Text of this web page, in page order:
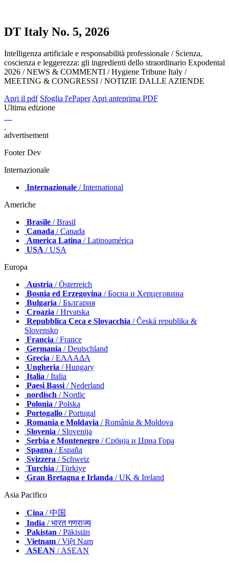
DT Italy No. 5, 2026
Intelligenza artificiale e responsabilità professionale / Scienza,
coscienza e leggerezza: gli ingredienti dello straordinario Expodental
2026 / NEWS & COMMENTI / Hygiene Tribune Italy /
MEETING & CONGRESSI / NOTIZIE DALLE AZIENDE
Apri il pdf Sfoglia l'ePaper Apri anteprima PDF
Ultima edizione
advertisement
Footer Dev
Internazionale
Internazionale / International
Americhe
Brasile / Brasil
Canada / Canada
America Latina / Latinoamérica
USA / USA
Europa
Austria / Österreich
Bosnia ed Erzegovina / Босна и Херцеговина
Bulgaria / България
Croazia / Hrvatska
Repubblica Ceca e Slovacchia / Česká republika &
Slovensko
Francia / France
Germania / Deutschland
Grecia / ΕΛΛΑΔΑ
Ungheria / Hungary
Italia / Italia
Paesi Bassi / Nederland
nordisch / Nordic
Polonia / Polska
Portogallo / Portugal
Romania e Moldavia / România & Moldova
Slovenia / Slovenija
Serbia e Montenegro / Србија и Црна Гора
Spagna / España
Svizzera / Schweiz
Turchia / Türkiye
Gran Bretagna e Irlanda / UK & Ireland
Asia Pacifico
Cina / 中国
India / भारत गणराज्य
Pakistan / Pākistān
Vietnam / Việt Nam
ASEAN / ASEAN